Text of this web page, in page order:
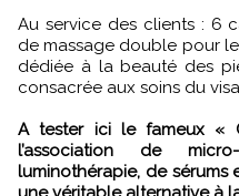
Au service des clients : 6
de massage double pour
dédiée à la beauté des
consacrée aux soins du
A tester ici le fameux «
l’association de
luminothérapie, de sérums